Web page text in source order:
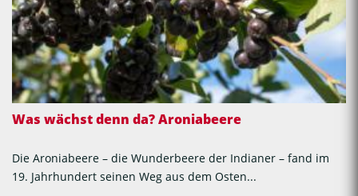
Was wächst denn da? Aroniabeere
Die Aroniabeere – die Wunderbeere der Indianer – fand im
19. Jahrhundert seinen Weg aus dem Osten...